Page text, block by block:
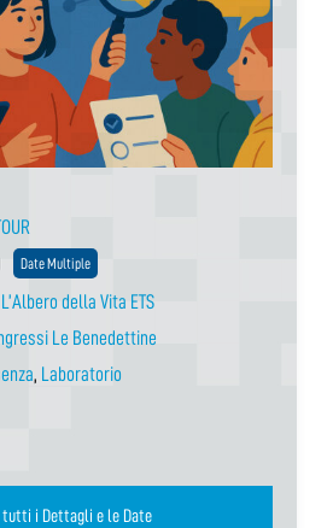
Date Multiple
della Vita ETS
Le Benedettine
, Laboratorio
Vedi tutti i Dettagli e le Date